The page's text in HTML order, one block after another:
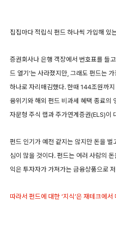
집집마다 적립식 펀드 하나씩 가입해 있
증권회사나 은행 객장에서 번호표를 들
드 열기’는 사라졌지만, 그래도 펀드는
하나로 자리매김했다. 한때 144조원까
융위기와 해외 펀드 비과세 혜택 종료의
자문형 주식 랩과 주가연계증권(ELS)이
펀드 인기가 예전 같지는 않지만 돈을
심이 많을 것이다. 펀드는 여러 사람의
익은 투자자가 가져가는 금융상품으로
따라서 펀드에 대한 ‘지식’은 재테크에서